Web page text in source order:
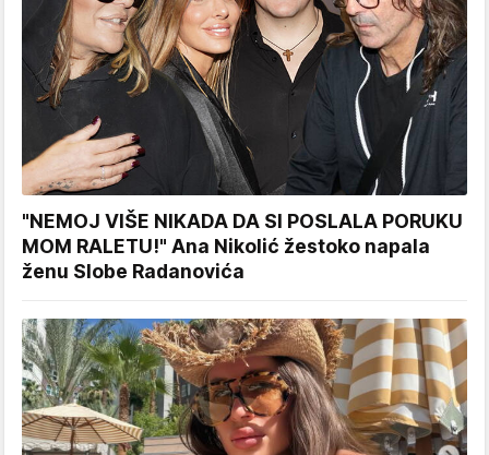
"NEMOJ VIŠE NIKADA DA SI POSLALA PORUKU
MOM RALETU!" Ana Nikolić žestoko napala
ženu Slobe Radanovića